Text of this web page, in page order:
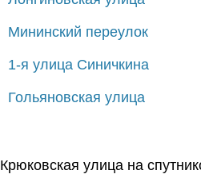
Мининский переулок
1-я улица Синичкина
Гольяновская улица
Крюковская улица на